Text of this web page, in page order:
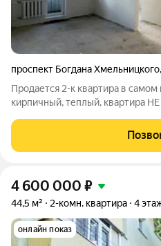
проспект Богдана Хмельницкого,
Продается 2-к квартира в
кирпичный, теплый, квартира
Окна и двери новые,
Потолок - натяжной; Радиаторы-
4 600 000 ₽
44,5 м² 2-комн. квартира 4
онлайн показ